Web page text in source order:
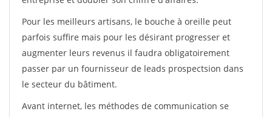
Pour les meilleurs artisans, le bouche à oreille peut
parfois suffire mais pour les désirant progresser et
augmenter leurs revenus il faudra obligatoirement
passer par un fournisseur de leads prospectsion dans
le secteur du bâtiment.
Avant internet, les méthodes de communication se